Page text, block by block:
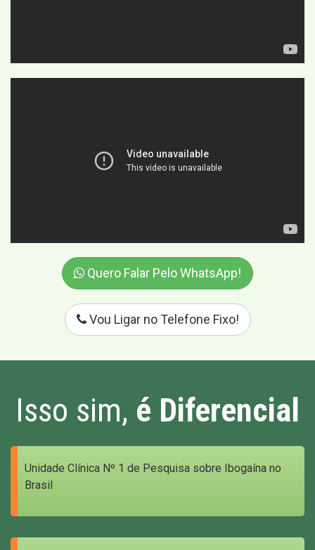
Quero Falar Pelo WhatsApp!
Vou Ligar no Telefone Fixo!
Isso sim, é Diferencial
Unidade Clínica Nº 1 de Pesquisa sobre Ibogaína no
Brasil